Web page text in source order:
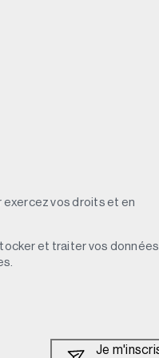
exercez vos droits et en
et traiter vos données